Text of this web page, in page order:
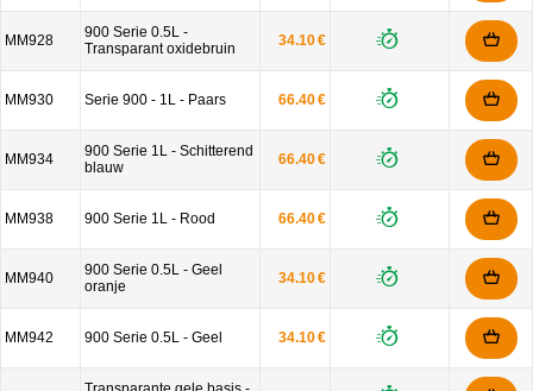
MM928
900 Serie 0.5L -
Transparant oxidebruin
34.10 €
MM930 Serie 900 - 1L - Paars 66.40 €
MM934
900 Serie 1L - Schitterend
blauw
66.40 €
MM938 900 Serie 1L - Rood 66.40 €
MM940
900 Serie 0.5L - Geel
oranje
34.10 €
MM942 900 Serie 0.5L - Geel 34.10 €